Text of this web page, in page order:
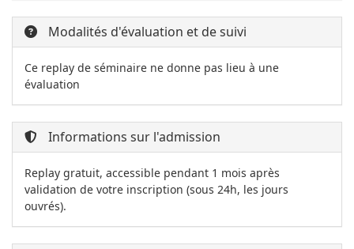
Modalités d'évaluation et de suivi
Ce replay de séminaire ne donne pas lieu à une
évaluation
Informations sur l'admission
Replay gratuit, accessible pendant 1 mois après
validation de votre inscription (sous 24h, les jours
ouvrés).